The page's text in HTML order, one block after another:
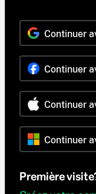
Continuer
Continuer
Continuer
Continuer
Première